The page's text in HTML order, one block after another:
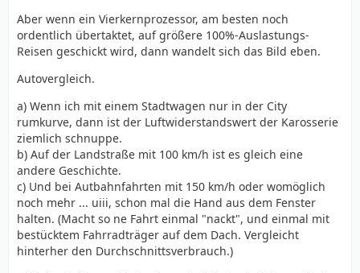
Aber wenn ein Vierkernprozessor, am besten noch
ordentlich übertaktet, auf größere 100%-Auslastungs-
Reisen geschickt wird, dann wandelt sich das Bild eben.
Autovergleich.
a) Wenn ich mit einem Stadtwagen nur in der City
rumkurve, dann ist der Luftwiderstandswert der Karosserie
ziemlich schnuppe.
b) Auf der Landstraße mit 100 km/h ist es gleich eine
andere Geschichte.
c) Und bei Autbahnfahrten mit 150 km/h oder womöglich
noch mehr ... uiii, schon mal die Hand aus dem Fenster
halten. (Macht so ne Fahrt einmal "nackt", und einmal mit
bestücktem Fahrradträger auf dem Dach. Vergleicht
hinterher den Durchschnittsverbrauch.)